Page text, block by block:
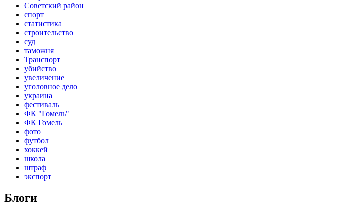
Советский район
спорт
статистика
строительство
суд
таможня
Транспорт
убийство
увеличение
уголовное дело
украина
фестиваль
ФК "Гомель"
ФК Гомель
фото
футбол
хоккей
школа
штраф
экспорт
Блоги